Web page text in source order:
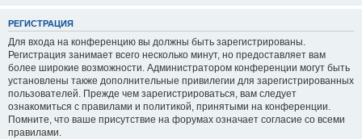
РЕГИСТРАЦИЯ
Для входа на конференцию вы должны быть зарегистрированы.
Регистрация занимает всего несколько минут, но предоставляет вам
более широкие возможности. Администратором конференции могут быть
установлены также дополнительные привилегии для зарегистрированных
пользователей. Прежде чем зарегистрироваться, вам следует
ознакомиться с правилами и политикой, принятыми на конференции.
Помните, что ваше присутствие на форумах означает согласие со всеми
правилами.